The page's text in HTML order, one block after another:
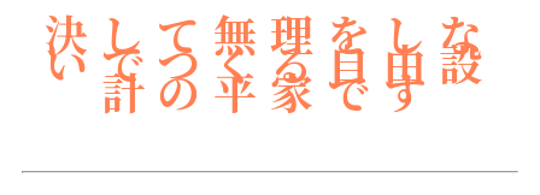
決して無理をしな
いでつくる自由設
計の平家です